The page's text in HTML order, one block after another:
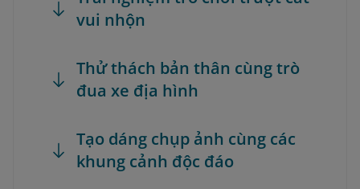
vui nhộn
Thử thách bản thân cùng trò
đua xe địa hình
Tạo dáng chụp ảnh cùng các
khung cảnh độc đáo